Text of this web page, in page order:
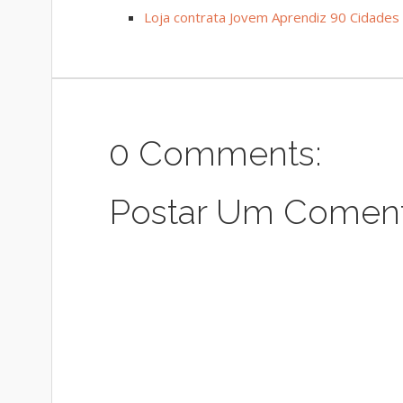
Loja contrata Jovem Aprendiz 90 Cidades
0 Comments:
Postar Um